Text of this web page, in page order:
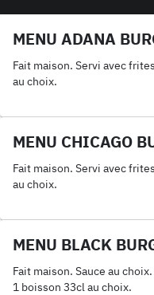
MENU ADANA
Fait maison. Servi avec
au choix.
MENU CHICAGO
Fait maison. Servi avec
au choix.
MENU BLACK
Fait maison. Sauce au
1 boisson 33cl au choix.